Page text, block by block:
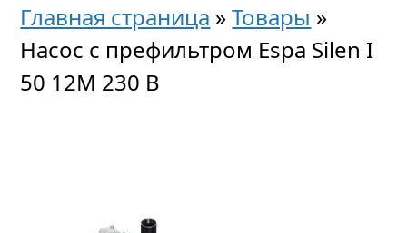
Главная страница »Товары »
Насос с префильтром Espa Silen I
50 12M 230 В